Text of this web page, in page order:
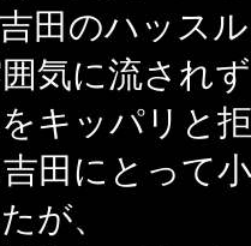
田のハッス
気に流され
キッパリと
田にとって
が、